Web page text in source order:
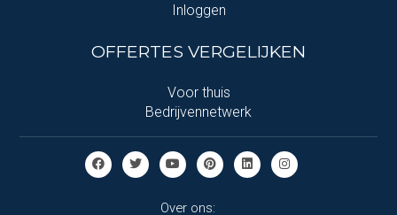
Inloggen
OFFERTES VERGELIJKEN
Voor thuis
Bedrijvennetwerk
Over ons: